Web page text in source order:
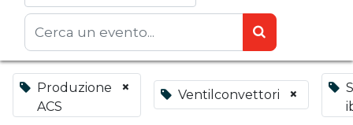
Produzione
ACS
× Ventilconvettori ×